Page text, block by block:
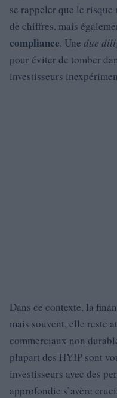
se rappeler que le risque
de chiffres, mais
compliance. Une due
pour éviter de tomber
investisseurs
Dans ce contexte, la
mais souvent, elle reste
commerciaux non
plupart des HYIP sont
investisseurs avec des
approfondie s’avère